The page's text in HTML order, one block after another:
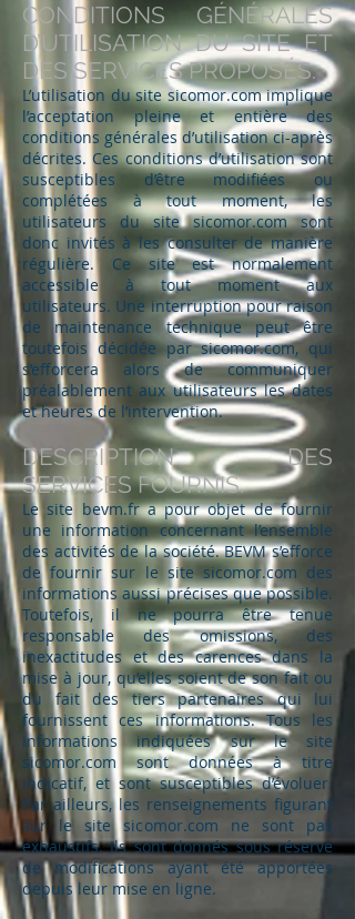
CONDITIONS GÉNÉRALES
D’UTILISATION DU SITE ET
DES SERVICES PROPOSÉS.
L’utilisation du site sicomor.com implique
l’acceptation pleine et entière des
conditions générales d’utilisation ci-après
décrites. Ces conditions d’utilisation sont
susceptibles d’être modifiées ou
complétées à tout moment, les
utilisateurs du site sicomor.com sont
donc invités à les consulter de manière
régulière. Ce site est normalement
accessible à tout moment aux
utilisateurs. Une interruption pour raison
de maintenance technique peut être
toutefois décidée par sicomor.com, qui
s’efforcera alors de communiquer
préalablement aux utilisateurs les dates
et heures de l’intervention.
DESCRIPTION DES
SERVICES FOURNIS.
Le site bevm.fr a pour objet de fournir
une information concernant l’ensemble
des activités de la société. BEVM s’efforce
de fournir sur le site sicomor.com des
informations aussi précises que possible.
Toutefois, il ne pourra être tenue
responsable des omissions, des
inexactitudes et des carences dans la
mise à jour, qu’elles soient de son fait ou
du fait des tiers partenaires qui lui
fournissent ces informations. Tous les
informations indiquées sur le site
sicomor.com sont données à titre
indicatif, et sont susceptibles d’évoluer.
Par ailleurs, les renseignements figurant
sur le site sicomor.com ne sont pas
exhaustifs. Ils sont donnés sous réserve
de modifications ayant été apportées
depuis leur mise en ligne.